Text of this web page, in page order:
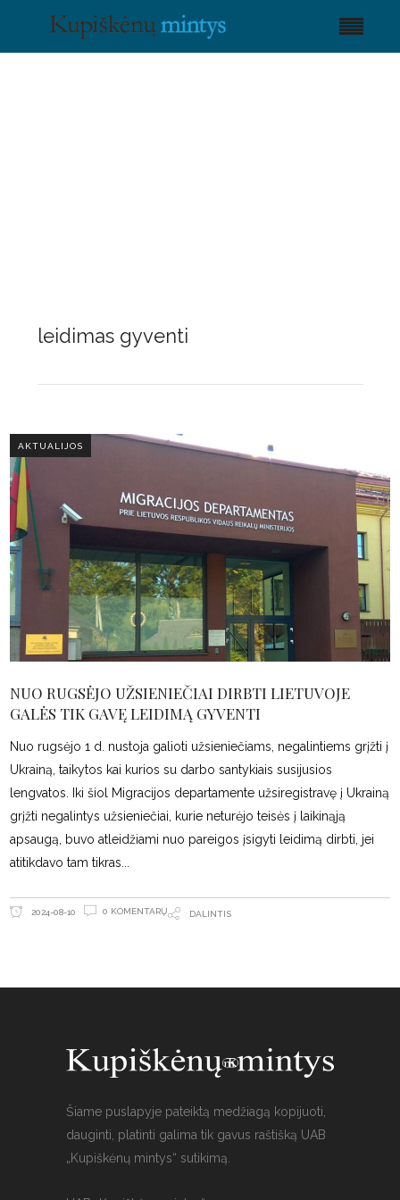
leidimas gyventi
AKTUALIJOS
NUO RUGSĖJO UŽSIENIEČIAI DIRBTI LIETUVOJE
GALĖS TIK GAVĘ LEIDIMĄ GYVENTI
Nuo rugsėjo 1 d. nustoja galioti užsieniečiams, negalintiems grįžti į
Ukrainą, taikytos kai kurios su darbo santykiais susijusios
lengvatos. Iki šiol Migracijos departamente užsiregistravę į Ukrainą
grįžti negalintys užsieniečiai, kurie neturėjo teisės į laikinąją
apsaugą, buvo atleidžiami nuo pareigos įsigyti leidimą dirbti, jei
atitikdavo tam tikras
2024-08-10 0 KOMENTARŲ DALINTIS
Šiame puslapyje pateiktą medžiagą kopijuoti,
dauginti, platinti galima tik gavus raštišką UAB
„Kupiškėnų mintys“ sutikimą.